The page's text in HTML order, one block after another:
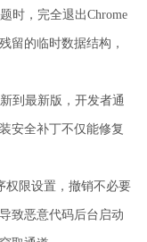
时，完全退出Chrome
留的临时数据结构，
到最新版，开发者通
安全补丁不仅能修复
权限设置，撤销不必要
致恶意代码后台启动